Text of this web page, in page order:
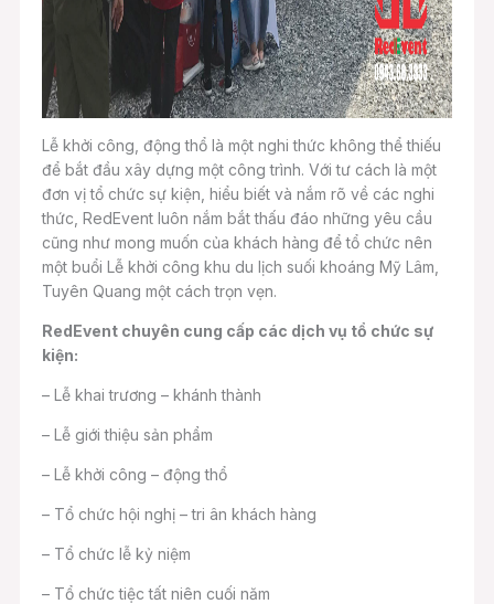
Lễ khởi công, động thổ là một nghi thức không thể thiếu
để bắt đầu xây dựng một công trình. Với tư cách là một
đơn vị tổ chức sự kiện, hiểu biết và nắm rõ về các nghi
thức, RedEvent luôn nắm bắt thấu đáo những yêu cầu
cũng như mong muốn của khách hàng để tổ chức nên
một buổi Lễ khởi công khu du lịch suối khoáng Mỹ Lâm,
Tuyên Quang một cách trọn vẹn.
RedEvent chuyên cung cấp các dịch vụ tổ chức sự
kiện:
– Lễ khai trương – khánh thành
– Lễ giới thiệu sản phẩm
– Lễ khởi công – động thổ
– Tổ chức hội nghị – tri ân khách hàng
– Tổ chức lễ kỷ niệm
– Tổ chức tiệc tất niên cuối năm